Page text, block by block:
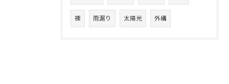
襖 雨漏り 太陽光 外構